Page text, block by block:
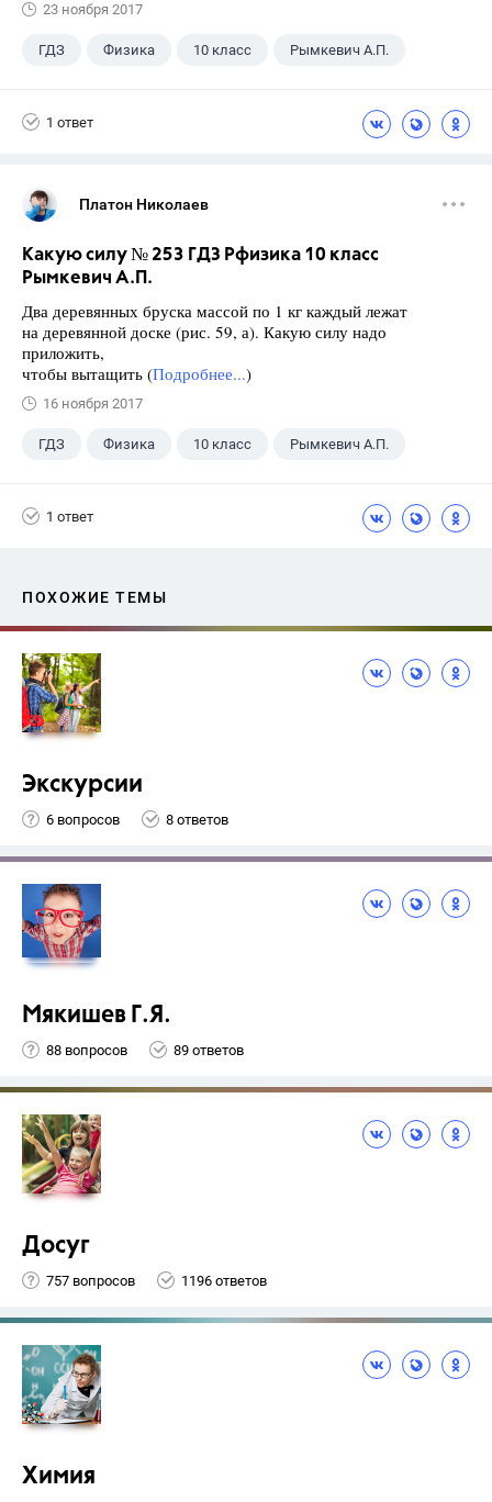
23 ноября 2017
ГДЗ Физика 10 класс Рымкевич А.П.
1 ответ
Платон Николаев
Какую силу № 253 ГДЗ Рфизика 10 класс
Рымкевич А.П.
Два деревянных бруска массой по 1 кг каждый лежат
на деревянной доске (рис. 59, а). Какую силу надо
приложить,
чтобы вытащить (Подробнее...)
16 ноября 2017
ГДЗ Физика 10 класс Рымкевич А.П.
1 ответ
ПОХОЖИЕ ТЕМЫ
Экскурсии
6 вопросов 8 ответов
Мякишев Г.Я.
88 вопросов 89 ответов
Досуг
757 вопросов 1196 ответов
Химия